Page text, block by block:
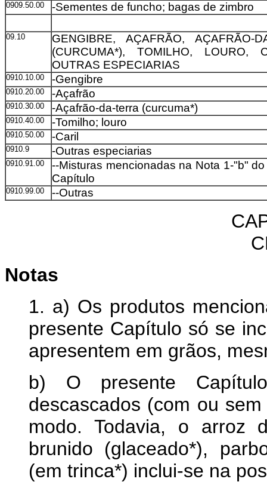
0909.50.00 -Sementes de funcho; bagas de zimbro
09.10
GENGIBRE, AÇAFRÃO, AÇAFRÃO-
(CURCUMA*), TOMILHO, LOURO,
OUTRAS ESPECIARIAS
0910.10.00 -Gengibre
0910.20.00 -Açafrão
0910.30.00 -Açafrão-da-terra (curcuma*)
0910.40.00 -Tomilho; louro
0910.50.00 -Caril
0910.9 -Outras especiarias
0910.91.00
--Misturas mencionadas na Nota 1-"b"
Capítulo
0910.99.00 --Outras
Notas
1. a) Os produtos
presente Capítulo só se
apresentem em grãos,
b) O presente
descascados (com ou
modo. Todavia, o arroz
brunido (glaceado*),
(em trinca*) inclui-se na